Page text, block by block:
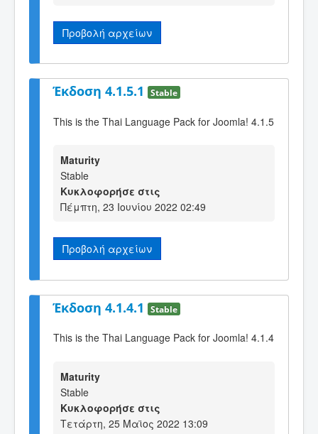
Προβολή αρχείων
Έκδοση 4.1.5.1 Stable
This is the Thai Language Pack for Joomla! 4.1.5
Maturity
Stable
Κυκλοφορήσε στις
Πέμπτη, 23 Ιουνίου 2022 02:49
Προβολή αρχείων
Έκδοση 4.1.4.1 Stable
This is the Thai Language Pack for Joomla! 4.1.4
Maturity
Stable
Κυκλοφορήσε στις
Τετάρτη, 25 Μαϊος 2022 13:09